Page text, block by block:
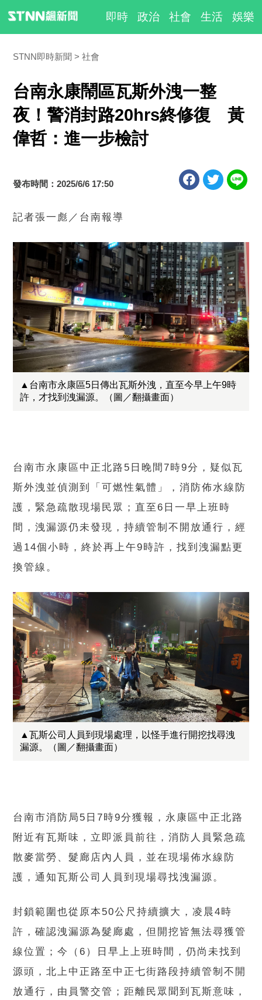
即時 政治 社會 生活 娛樂
STNN即時新聞 社會
台南永康鬧區瓦斯外洩一整
夜！警消封路20hrs終修復 黃
偉哲：進一步檢討
發布時間：2025/6/6 17:50
記者張一彪／台南報導
▲台南市永康區5日傳出瓦斯外洩，直至今早上午9時
許，才找到洩漏源。（圖／翻攝畫面）
台南市永康區中正北路5日晚間7時9分，疑似瓦
斯外洩並偵測到「可燃性氣體」，消防佈水線防
護，緊急疏散現場民眾；直至6日一早上班時
間，洩漏源仍未發現，持續管制不開放通行，經
過14個小時，終於再上午9時許，找到洩漏點更
換管線。
▲瓦斯公司人員到現場處理，以怪手進行開挖找尋洩
漏源。（圖／翻攝畫面）
台南市消防局5日7時9分獲報，永康區中正北路
附近有瓦斯味，立即派員前往，消防人員緊急疏
散麥當勞、髮廊店內人員，並在現場佈水線防
護，通知瓦斯公司人員到現場尋找洩漏源。
封鎖範圍也從原本50公尺持續擴大，凌晨4時
許，確認洩漏源為髮廊處，但開挖皆無法尋獲管
線位置；今（6）日早上上班時間，仍尚未找到
源頭，北上中正路至中正七街路段持續管制不開
放通行，由員警交管；距離民眾聞到瓦斯意味，